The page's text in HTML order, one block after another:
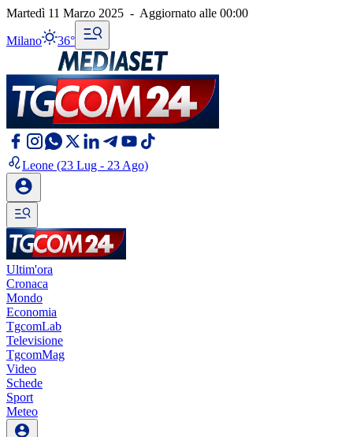
Martedì 11 Marzo 2025 - Aggiornato alle 00:00
Milano 36°
Leone (23 Lug - 23 Ago)
Ultim'ora
Cronaca
Mondo
Economia
TgcomLab
Televisione
TgcomMag
Video
Schede
Sport
Meteo